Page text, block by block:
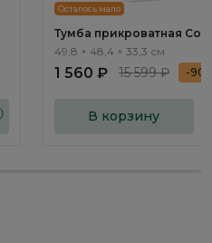
Осталось мало
Тумба прикроватная
Soho МП.002
49,8 × 48,4 × 33,3 см
1 560 ₽ 15 599 ₽ -
В корзину